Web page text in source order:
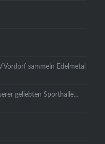
sammeln Edelmetal
geliebten Sporthalle…